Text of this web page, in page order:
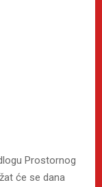
Prostornog
će se dana